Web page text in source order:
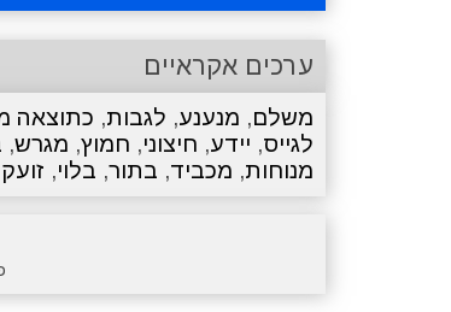
ערכים אקראיים
משלם, מנענע, לגבות, כתוצאה
לגייס, יידע, חיצוני, חמוץ, מגרש,
מנוחות, מכביד, בתור, בלוי,